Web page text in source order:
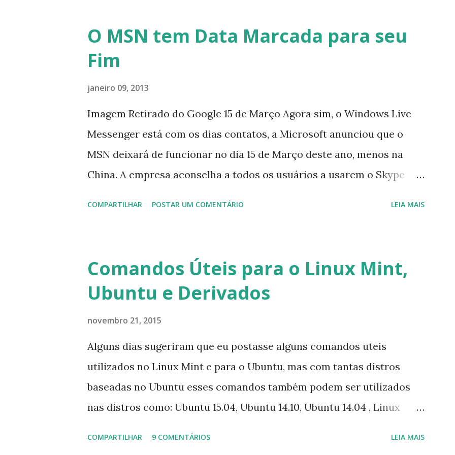
O MSN tem Data Marcada para seu
Fim
janeiro 09, 2013
Imagem Retirado do Google 15 de Março Agora sim, o Windows Live
Messenger está com os dias contatos, a Microsoft anunciou que o
MSN deixará de funcionar no dia 15 de Março deste ano, menos na
China. A empresa aconselha a todos os usuários a usarem o Skype
notificação). Acho o Skype melhor que o Windows Live (assim como
muitos profissionais de TI) , mesmo na versão para Linux, claro,
sempre existem outras opções e o Pidgin, que se mostra como opção.
COMPARTILHAR POSTAR UM COMENTÁRIO LEIA MAIS
Comandos Úteis para o Linux Mint,
Ubuntu e Derivados
novembro 21, 2015
Alguns dias sugeriram que eu postasse alguns comandos uteis
utilizados no Linux Mint e para o Ubuntu, mas com tantas distros
baseadas no Ubuntu esses comandos também podem ser utilizados
nas distros como: Ubuntu 15.04, Ubuntu 14.10, Ubuntu 14.04 , Linux
COMPARTILHAR 9 COMENTÁRIOS LEIA MAIS